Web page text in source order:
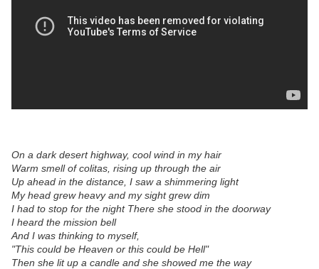
On a dark desert highway, cool wind in my hair
Warm smell of colitas, rising up through the air
Up ahead in the distance, I saw a shimmering light
My head grew heavy and my sight grew dim
I had to stop for the night There she stood in the doorway
I heard the mission bell
And I was thinking to myself,
"This could be Heaven or this could be Hell"
Then she lit up a candle and she showed me the way